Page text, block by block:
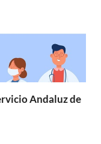
Andaluz de